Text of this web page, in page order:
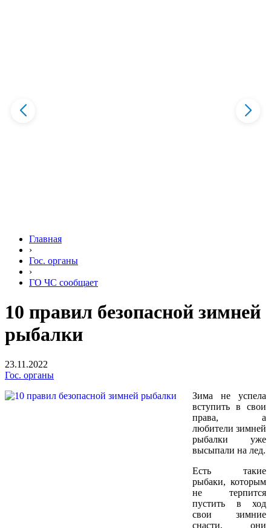
Главная
›
Гос. органы
›
ГО ЧС сообщает
10 правил безопасной зимней
рыбалки
23.11.2022
Гос. органы
Зима не успела
вступить в свои
права, а
любители зимней
рыбалки уже
высыпали на лед.
Есть такие
рыбаки, которым
не терпится
пустить в ход
свои зимние
снасти, они